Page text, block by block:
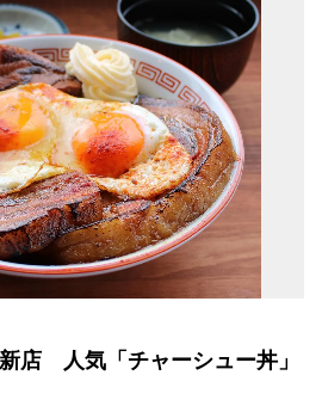
店 人気「チャーシュー丼」